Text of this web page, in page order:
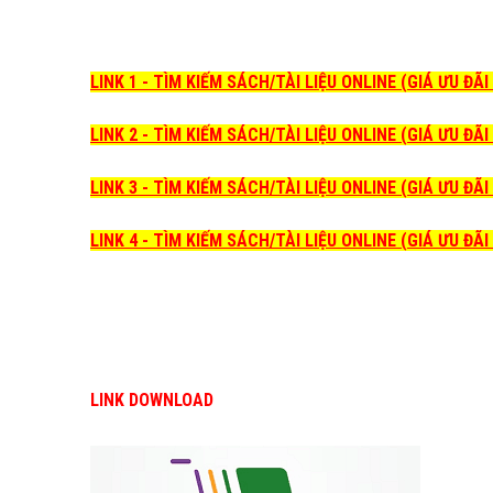
LINK 1 - TÌM KIẾM SÁCH/TÀI LIỆU ONLINE (GIÁ ƯU
LINK 2 - TÌM KIẾM SÁCH/TÀI LIỆU ONLINE (GIÁ ƯU
LINK 3 - TÌM KIẾM SÁCH/TÀI LIỆU ONLINE (GIÁ ƯU
LINK 4 - TÌM KIẾM SÁCH/TÀI LIỆU ONLINE (GIÁ ƯU
LINK DOWNLOAD